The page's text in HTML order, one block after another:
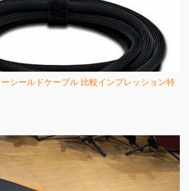
シールドケーブル 比較インプレッション特